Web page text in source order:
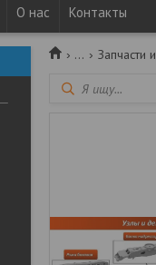
О нас Контакты
... Запчасти